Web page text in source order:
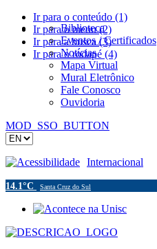
Ir para o conteúdo (1)
Ir para o menu (2)
Ir para a busca (3)
Ir para o rodapé (4)
Biblioteca
Eventos / Certificados
Notícias
Mapa Virtual
Mural Eletrônico
Fale Conosco
Ouvidoria
MOD_SSO_BUTTON
Acessibilidade Internacional
14.1°C Santa Cruz do Sul